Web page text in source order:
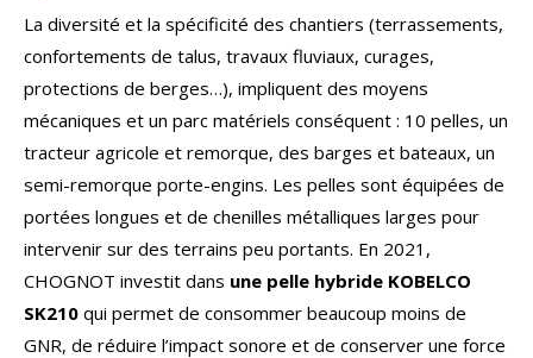
La diversité et la spécificité des chantiers (terrassements,
confortements de talus, travaux fluviaux, curages,
protections de berges…), impliquent des moyens
mécaniques et un parc matériels conséquent : 10 pelles, un
tracteur agricole et remorque, des barges et bateaux, un
semi-remorque porte-engins. Les pelles sont équipées de
portées longues et de chenilles métalliques larges pour
intervenir sur des terrains peu portants. En 2021,
CHOGNOT investit dans une pelle hybride KOBELCO
SK210 qui permet de consommer beaucoup moins de
GNR, de réduire l’impact sonore et de conserver une force